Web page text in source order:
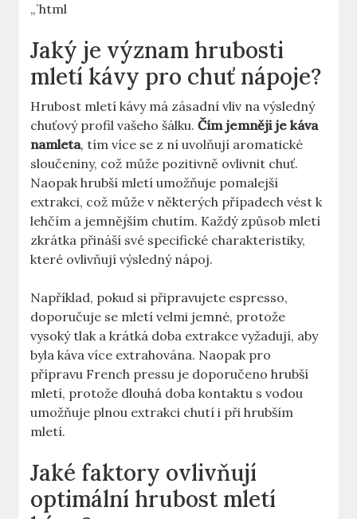
„`html
Jaký⁣ je význam hrubosti
mletí kávy pro chuť nápoje?
Hrubost mletí kávy má zásadní vliv na výsledný
chuťový profil vašeho šálku.Čím jemněji je káva‌
namleta, tím více se z ⁣ní uvolňují aromatické
sloučeniny, ‍což může pozitivně ovlivnit chuť.
Naopak hrubší mletí umožňuje pomalejší
extrakci, ​což může v některých případech vést k
lehčím a jemnějším chutím. Každý způsob mletí
zkrátka přináší své specifické charakteristiky,
které ovlivňují výsledný nápoj.
Například, pokud si připravujete espresso,
doporučuje se mletí velmi jemné, protože‌
vysoký tlak a krátká doba extrakce vyžadují, aby⁤
byla káva ‍více extrahována. Naopak pro
přípravu French pressu je doporučeno hrubší
mletí, protože dlouhá doba kontaktu s vodou
umožňuje plnou extrakci chutí‍ i při hrubším
mletí.
Jaké faktory ovlivňují
optimální hrubost mletí